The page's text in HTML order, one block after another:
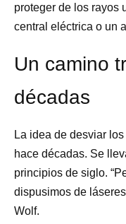
proteger de los rayos
central eléctrica o un
Un camino
décadas
La idea de desviar
hace décadas. Se
principios de siglo.
dispusimos de
Wolf.